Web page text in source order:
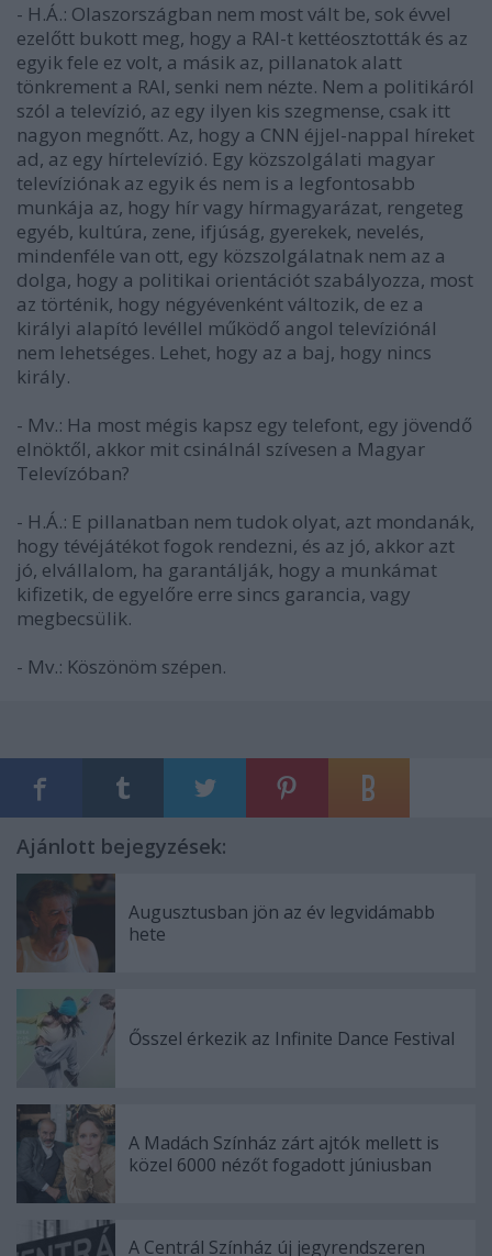
- H.Á.: Olaszországban nem most vált be, sok évvel
ezelőtt bukott meg, hogy a RAI-t kettéosztották és az
egyik fele ez volt, a másik az, pillanatok alatt
tönkrement a RAI, senki nem nézte. Nem a politikáról
szól a televízió, az egy ilyen kis szegmense, csak itt
nagyon megnőtt. Az, hogy a CNN éjjel-nappal híreket
ad, az egy hírtelevízió. Egy közszolgálati magyar
televíziónak az egyik és nem is a legfontosabb
munkája az, hogy hír vagy hírmagyarázat, rengeteg
egyéb, kultúra, zene, ifjúság, gyerekek, nevelés,
mindenféle van ott, egy közszolgálatnak nem az a
dolga, hogy a politikai orientációt szabályozza, most
az történik, hogy négyévenként változik, de ez a
királyi alapító levéllel működő angol televíziónál
nem lehetséges. Lehet, hogy az a baj, hogy nincs
király.
- Mv.: Ha most mégis kapsz egy telefont, egy jövendő
elnöktől, akkor mit csinálnál szívesen a Magyar
Televízóban?
- H.Á.: E pillanatban nem tudok olyat, azt mondanák,
hogy tévéjátékot fogok rendezni, és az jó, akkor azt
jó, elvállalom, ha garantálják, hogy a munkámat
kifizetik, de egyelőre erre sincs garancia, vagy
megbecsülik.
- Mv.: Köszönöm szépen.
Ajánlott bejegyzések:
Augusztusban jön az év legvidámabb
hete
Ősszel érkezik az Infinite Dance Festival
A Madách Színház zárt ajtók mellett is
közel 6000 nézőt fogadott júniusban
A Centrál Színház új jegyrendszeren